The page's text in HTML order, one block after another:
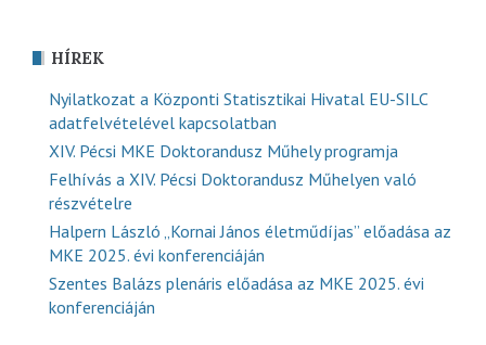
HÍREK
Nyilatkozat a Központi Statisztikai Hivatal EU-SILC
adatfelvételével kapcsolatban
XIV. Pécsi MKE Doktorandusz Műhely programja
Felhívás a XIV. Pécsi Doktorandusz Műhelyen való
részvételre
Halpern László „Kornai János életműdíjas” előadása az
MKE 2025. évi konferenciáján
Szentes Balázs plenáris előadása az MKE 2025. évi
konferenciáján